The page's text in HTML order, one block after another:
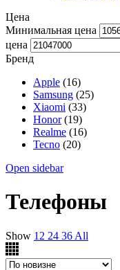
Цена
Минимальная цена
цена
Бренд
Apple (16)
Samsung (25)
Xiaomi (33)
Honor (19)
Realme (16)
Tecno (20)
Open sidebar
Телефоны
Show 12 24 36 All